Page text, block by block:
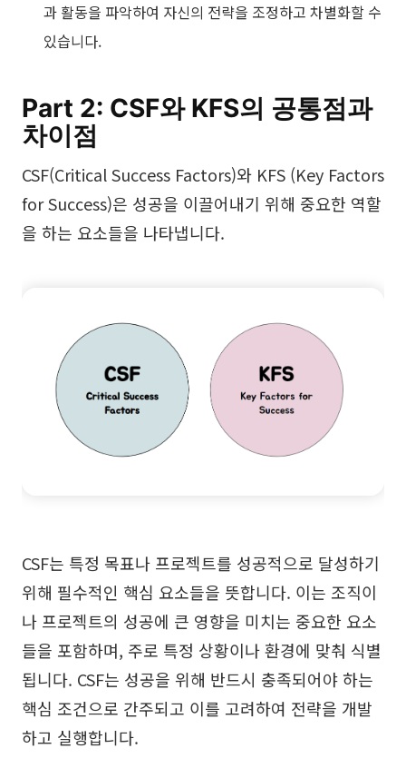
과 활동을 파악하여 자신의 전략을 조정하고 차별화할 수
있습니다.
Part 2: CSF와 KFS의 공통점과
차이점
CSF(Critical Success Factors)와 KFS (Key Factors
for Success)은 성공을 이끌어내기 위해 중요한 역할
을 하는 요소들을 나타냅니다.
CSF는 특정 목표나 프로젝트를 성공적으로 달성하기
위해 필수적인 핵심 요소들을 뜻합니다. 이는 조직이
나 프로젝트의 성공에 큰 영향을 미치는 중요한 요소
들을 포함하며, 주로 특정 상황이나 환경에 맞춰 식별
됩니다. CSF는 성공을 위해 반드시 충족되어야 하는
핵심 조건으로 간주되고 이를 고려하여 전략을 개발
하고 실행합니다.